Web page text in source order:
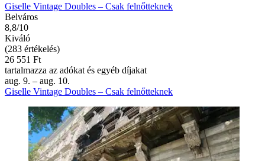
Giselle Vintage Doubles – Csak felnőtteknek
Belváros
8,8/10
Kiváló
(283 értékelés)
26 551 Ft
tartalmazza az adókat és egyéb díjakat
aug. 9. – aug. 10.
Giselle Vintage Doubles – Csak felnőtteknek